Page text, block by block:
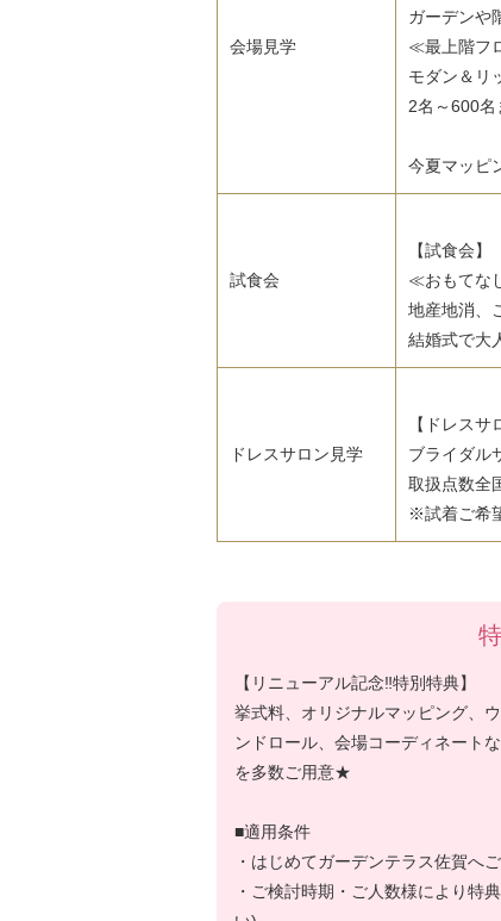
会場見学
ガーデンや
≪最上階フ
モダン＆リ
2名～600
今夏マッピ
試食会
【試食会】
≪おもてな
地産地消、
結婚式で大
ドレスサロン見学
【ドレスサ
ブライダル
取扱点数全
※試着ご希
【リニューアル記念‼特別特典】
挙式料、オリジナルマッピング、
ンドロール、会場コーディネート
を多数ご用意★
■適用条件
・はじめてガーデンテラス佐賀へ
・ご検討時期・ご人数様により特